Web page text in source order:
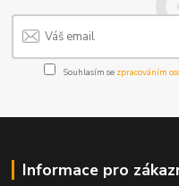
Souhlasím se zpracováním
Informace pro